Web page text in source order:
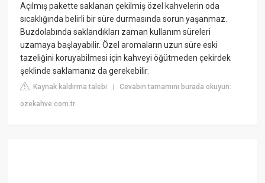
Açılmış pakette saklanan çekilmiş özel kahvelerin oda
sıcaklığında belirli bir süre durmasında sorun yaşanmaz.
Buzdolabında saklandıkları zaman kullanım süreleri
uzamaya başlayabilir. Özel aromaların uzun süre eski
tazeliğini koruyabilmesi için kahveyi öğütmeden çekirdek
şeklinde saklamanız da gerekebilir.
Kaynak kaldırma talebi |Cevabın tamamını burada okuyun:
ozekahve.com.tr